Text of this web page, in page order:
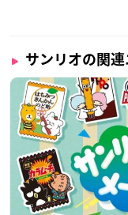
サンリオの関